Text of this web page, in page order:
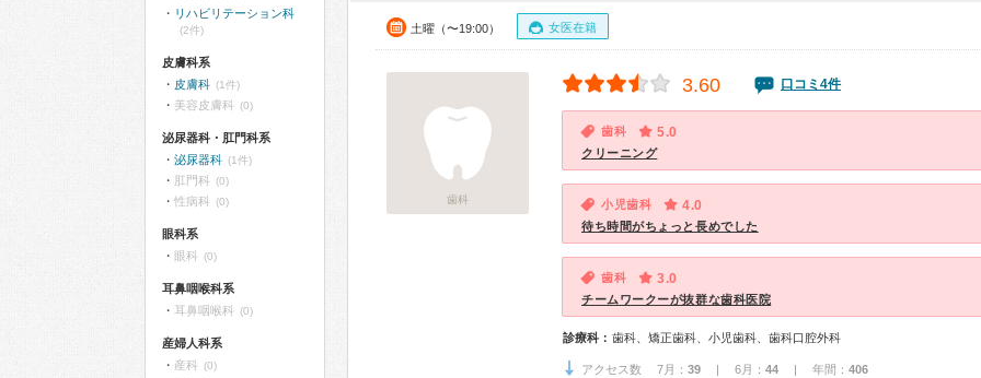
土曜（〜19:00） 女医在籍
歯科
3.60 口コミ4件
歯科 5.0
クリーニング
小児歯科 4.0
待ち時間がちょっと長めでした
歯科 3.0
チームワークーが抜群な歯科医院
診療科： 歯科、矯正歯科、小児歯科、歯科口腔外科
アクセス数 7月： 39 | 6月： 44 | 年間： 406
リハビリテーション科
(2件)
皮膚科系
皮膚科 (1件)
美容皮膚科 (0)
泌尿器科・肛門科系
泌尿器科 (1件)
肛門科 (0)
性病科 (0)
眼科系
眼科 (0)
耳鼻咽喉科系
耳鼻咽喉科 (0)
産婦人科系
産科 (0)